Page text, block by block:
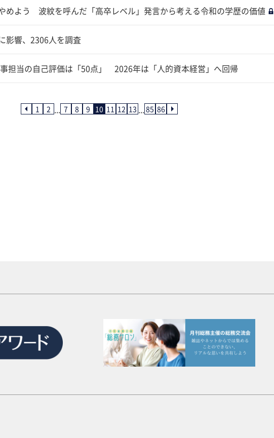
めよう 波紋を呼んだ「高卒レベル」発言から考える令和の学歴の価値
影響、2306人を調査
担当の自己評価は「50点」 2026年は「人的資本経営」へ回帰
1 2 ... 7 8 9 10 11 12 13 ...85 86